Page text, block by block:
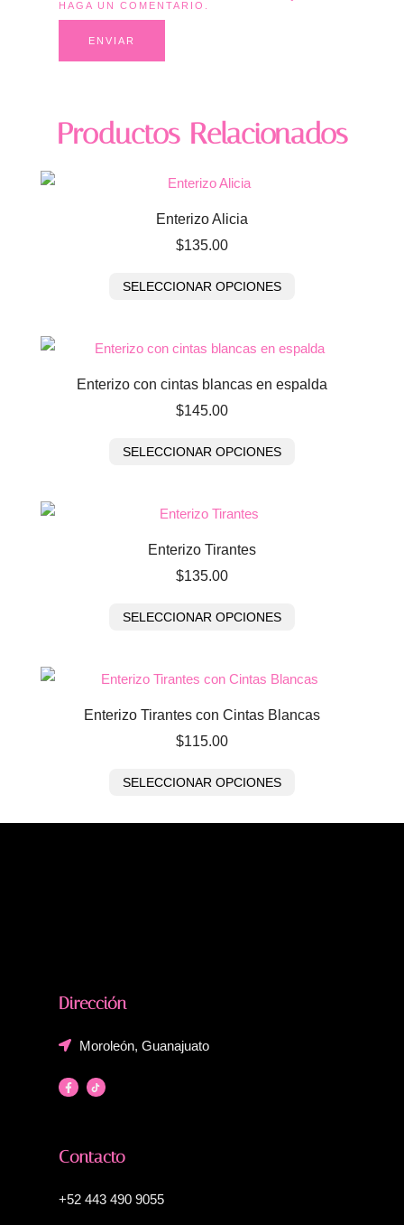
HAGA UN COMENTARIO.
Productos Relacionados
Enterizo Alicia
$135.00
SELECCIONAR OPCIONES
Enterizo con cintas blancas en espalda
$145.00
SELECCIONAR OPCIONES
Enterizo Tirantes
$135.00
SELECCIONAR OPCIONES
Enterizo Tirantes con Cintas Blancas
$115.00
SELECCIONAR OPCIONES
Dirección
Moroleón, Guanajuato
Contacto
+52 443 490 9055